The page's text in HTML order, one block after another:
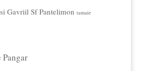
Gavriil Sf Pantelimon tamaie